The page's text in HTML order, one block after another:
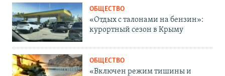
ОБЩЕСТВО
«Отдых с талонами на бензин»:
курортный сезон в Крыму
ОБЩЕСТВО
«Включен режим тишины и